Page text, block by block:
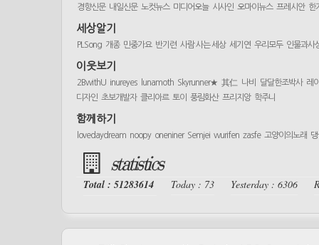
경향신문 내일신문 노컷뉴스 미디어오늘 시사인 오마이뉴스 프레시안 한
세상알기
PLSong 개종 민중가요 반기련 사람 사는 세상 세기연 우리모두 인물과사
이웃보기
2BwithU inureyes lunamoth Skyrunner★ 其仁 나비 달달한조박사 레
디자인 초보개발자 클리아르 토이 풍림화산 프리지앙 학주니
함께하기
lovedaydream noopy oneniner Semjei wurifen zasfe 고양이의노래
statistics
Total : 51283614 Today : 73 Yesterday : 6306